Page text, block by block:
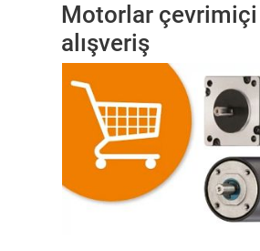
Motorlar çevrimiçi
alışveriş